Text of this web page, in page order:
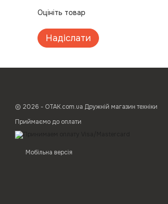
Оцініть товар
Надіслати
© 2026 - ОТАК.com.ua Дружній магазин техніки
Приймаємо до оплати
Мобільна версія